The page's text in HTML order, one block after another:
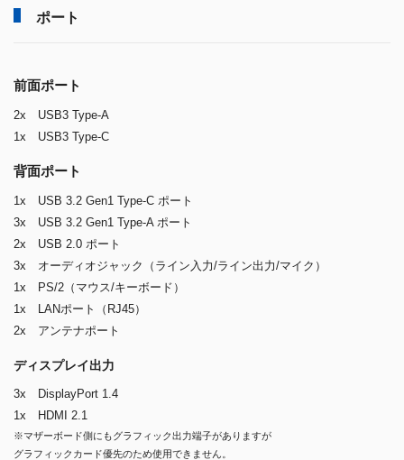
ポート
前面ポート
2x USB3 Type-A
1x USB3 Type-C
背面ポート
1x USB 3.2 Gen1 Type-C ポート
3x USB 3.2 Gen1 Type-A ポート
2x USB 2.0 ポート
3x オーディオジャック（ライン入力/ライン出力/マイク）
1x PS/2（マウス/キーボード）
1x LANポート（RJ45）
2x アンテナポート
ディスプレイ出力
3x DisplayPort 1.4
1x HDMI 2.1
※マザーボード側にもグラフィック出力端子がありますが
グラフィックカード優先のため使用できません。